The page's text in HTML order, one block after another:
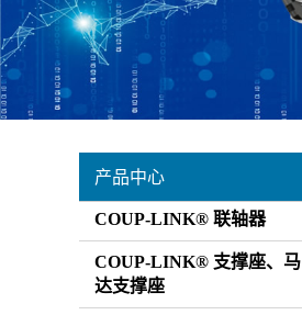
产品中心
COUP-LINK® 联轴器
COUP-LINK® 支撑座、马
达支撑座